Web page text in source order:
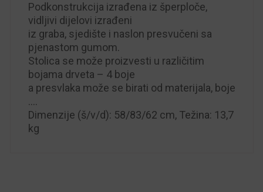
Podkonstrukcija izrađena iz šperploče,
vidljivi dijelovi izrađeni
iz graba, sjedište i naslon presvučeni sa
pjenastom gumom.
Stolica se može proizvesti u različitim
bojama drveta – 4 boje
a presvlaka može se birati od materijala, boje
….
Dimenzije (š/v/d): 58/83/62 cm, Težina: 13,7
kg